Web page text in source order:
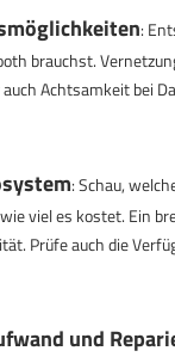
:
brauchst.
Achtsamkeit bei
: Schau,
viel es kostet. Ein
Prüfe auch die
und